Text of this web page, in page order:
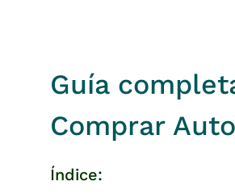
Guía
Comprar
Índice: